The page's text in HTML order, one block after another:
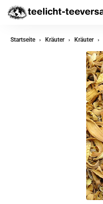
zurück
Startseite Kräuter Kräuter